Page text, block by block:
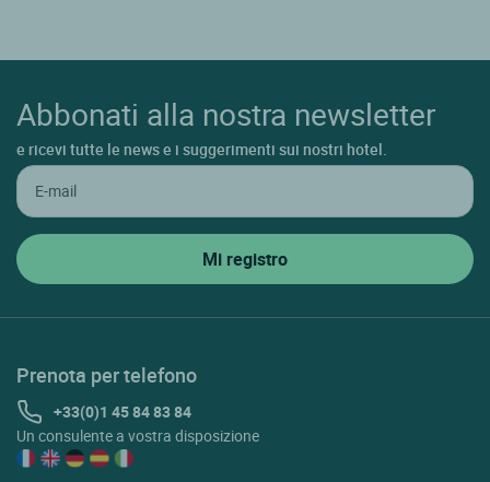
Abbonati alla nostra newsletter
e ricevi tutte le news e i suggerimenti sui nostri hotel.
Prenota per telefono
+33(0)1 45 84 83 84
Un consulente a vostra disposizione